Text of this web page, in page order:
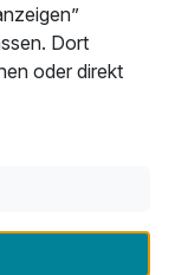
und Broten,
Honig,
eine riesige
ab.
Dort
oder direkt